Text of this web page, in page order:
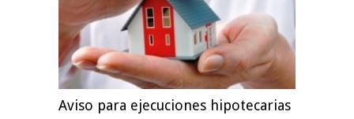
Aviso para ejecuciones hipotecarias